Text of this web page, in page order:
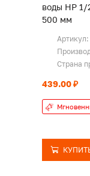
воды НР 1/
500 мм
Артикул:
Страна
439.00 ₽